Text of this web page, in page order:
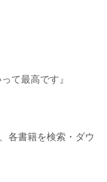
て最高です』
各書籍を検索・ダウ